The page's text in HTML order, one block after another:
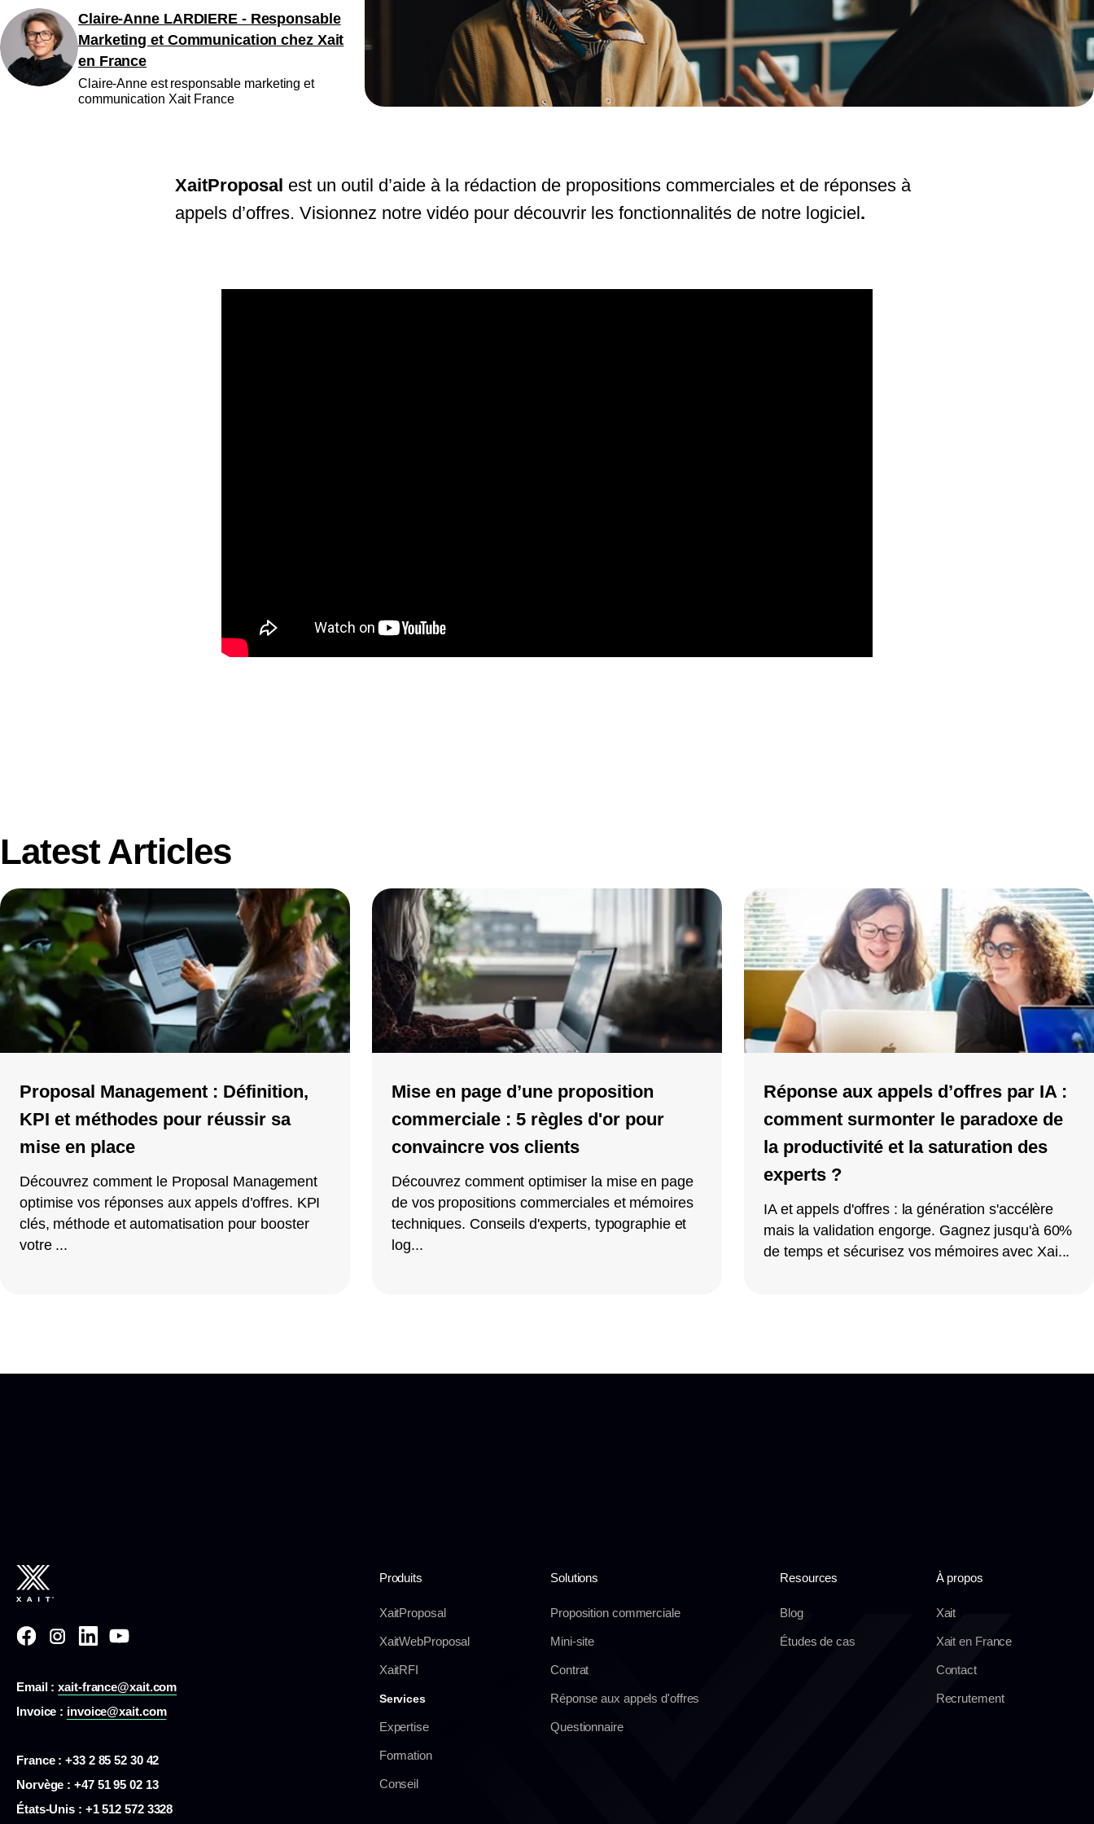
Claire-Anne LARDIERE - Responsable
Marketing et Communication chez Xait
en France
Claire-Anne est responsable marketing et
communication Xait France
XaitProposal est un outil d’aide à la rédaction de propositions commerciales et de réponses à
appels d’offres. Visionnez notre vidéo pour découvrir les fonctionnalités de notre logiciel.
Latest Articles
Proposal Management : Définition,
KPI et méthodes pour réussir sa
mise en place
Découvrez comment le Proposal Management
optimise vos réponses aux appels d’offres. KPI
clés, méthode et automatisation pour booster
votre ...
Mise en page d’une proposition
commerciale : 5 règles d'or pour
convaincre vos clients
Découvrez comment optimiser la mise en page
de vos propositions commerciales et mémoires
techniques. Conseils d'experts, typographie et
log...
Réponse aux appels d’offres par IA :
comment surmonter le paradoxe de
la productivité et la saturation des
experts ?
IA et appels d'offres : la génération s'accélère
mais la validation engorge. Gagnez jusqu'à 60%
de temps et sécurisez vos mémoires avec Xai...
Email : xait-france@xait.com
Invoice : invoice@xait.com
France : +33 2 85 52 30 42
Norvège : +47 51 95 02 13
États-Unis : +1 512 572 3328
Produits
XaitProposal
XaitWebProposal
XaitRFI
Services
Expertise
Formation
Conseil
Solutions
Proposition commerciale
Mini-site
Contrat
Réponse aux appels d'offres
Questionnaire
Resources
Blog
Études de cas
À propos
Xait
Xait en France
Contact
Recrutement